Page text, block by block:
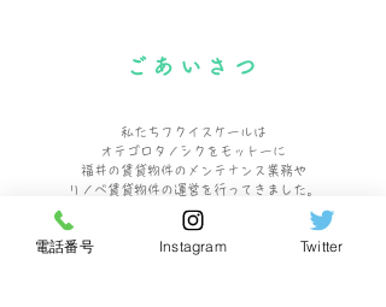
ごあいさつ
私たちフクイスケールは
​オテゴロタノシクをモットーに
福井の賃貸物件のメンテナンス業務や
リノベ賃貸物件の運営を行ってきました。
そんな私達が
この度、憧れのマリンスポット「三国町」にて
電話番号 Instagram Twitter